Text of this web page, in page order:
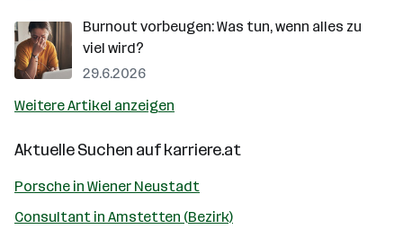
Burnout vorbeugen: Was tun, wenn alles zu
viel wird?
29.6.2026
Weitere Artikel anzeigen
Aktuelle Suchen aufkarriere.at
Porsche in Wiener Neustadt
Consultant in Amstetten (Bezirk)